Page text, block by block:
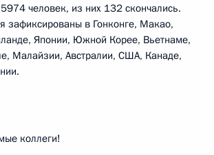
5974 человек, из них 132 скончались.
зафиксированы в Гонконге, Макао,
Японии, Южной Корее, Вьетнаме,
Малайзии, Австралии, США, Канаде,
коллеги!